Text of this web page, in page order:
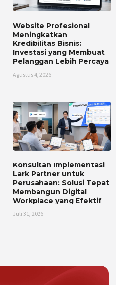
Website Profesional
Meningkatkan
Kredibilitas Bisnis:
Investasi yang Membuat
Pelanggan Lebih Percaya
Agustus 4, 2026
Konsultan Implementasi
Lark Partner untuk
Perusahaan: Solusi Tepat
Membangun Digital
Workplace yang Efektif
Juli 31, 2026